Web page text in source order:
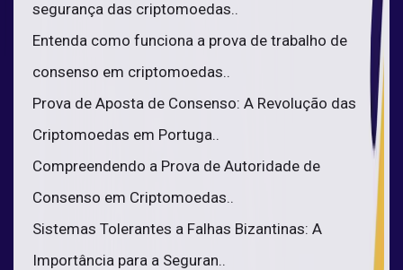
segurança das criptomoedas..
Entenda como funciona a prova de trabalho de
consenso em criptomoedas..
Prova de Aposta de Consenso: A Revolução das
Criptomoedas em Portuga..
Compreendendo a Prova de Autoridade de
Consenso em Criptomoedas..
Sistemas Tolerantes a Falhas Bizantinas: A
Importância para a Seguran..